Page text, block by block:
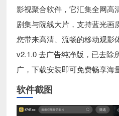
影视聚合软件，它汇集全网高
剧集与院线大片，支持蓝光画
您带来高清、流畅的移动观影
v2.1.0 去广告纯净版，已去除
广，下载安装即可免费畅享海
软件截图